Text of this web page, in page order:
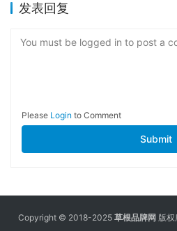
发表回复
You must be logged in to post a
Please Login to Comment
Submit
Copyright © 2018-2025 草根品牌网 版